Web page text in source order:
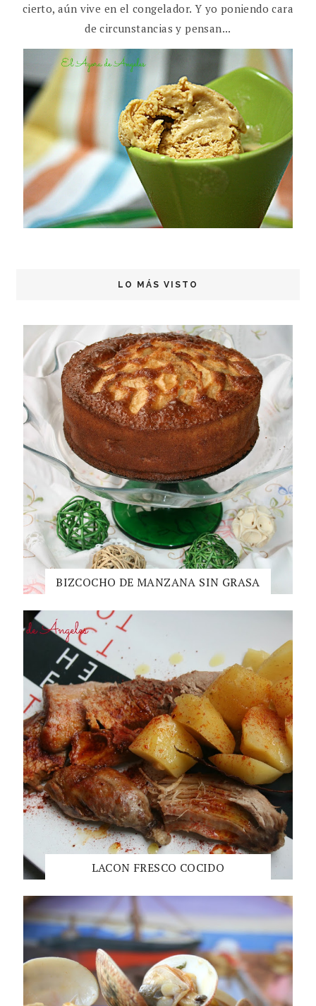
cierto, aún vive en el congelador. Y yo poniendo cara
de circunstancias y pensan...
LO MÁS VISTO
BIZCOCHO DE MANZANA SIN GRASA
LACON FRESCO COCIDO